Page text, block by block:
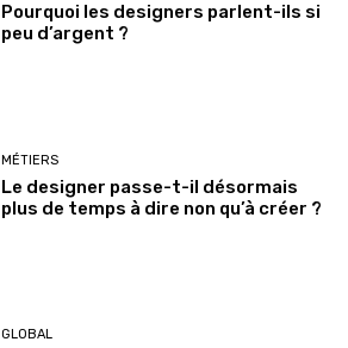
Pourquoi les designers parlent-ils si
peu d’argent ?
MÉTIERS
Le designer passe-t-il désormais
plus de temps à dire non qu’à créer ?
GLOBAL